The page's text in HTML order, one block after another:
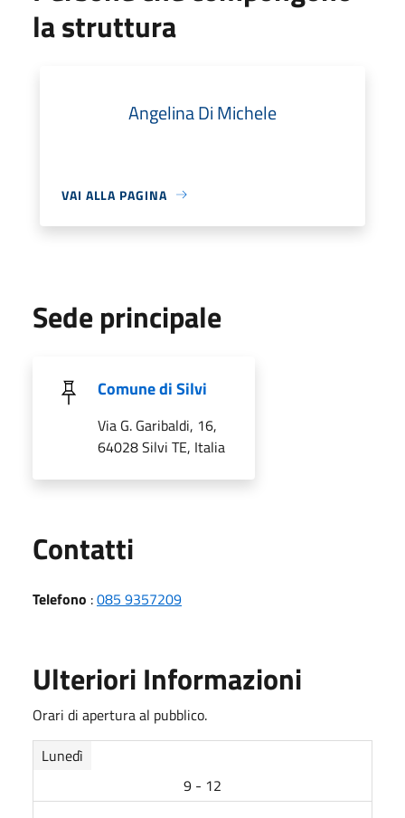
la struttura
Angelina Di Michele
VAI ALLA PAGINA
Sede principale
Comune di Silvi
Via G. Garibaldi, 16,
64028 Silvi TE, Italia
Contatti
Telefono :085 9357209
Ulteriori Informazioni
Orari di apertura al pubblico.
Lunedì
9 - 12